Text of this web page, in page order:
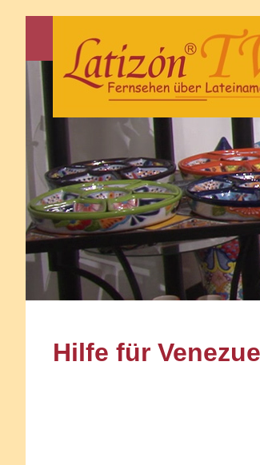
Hilfe für